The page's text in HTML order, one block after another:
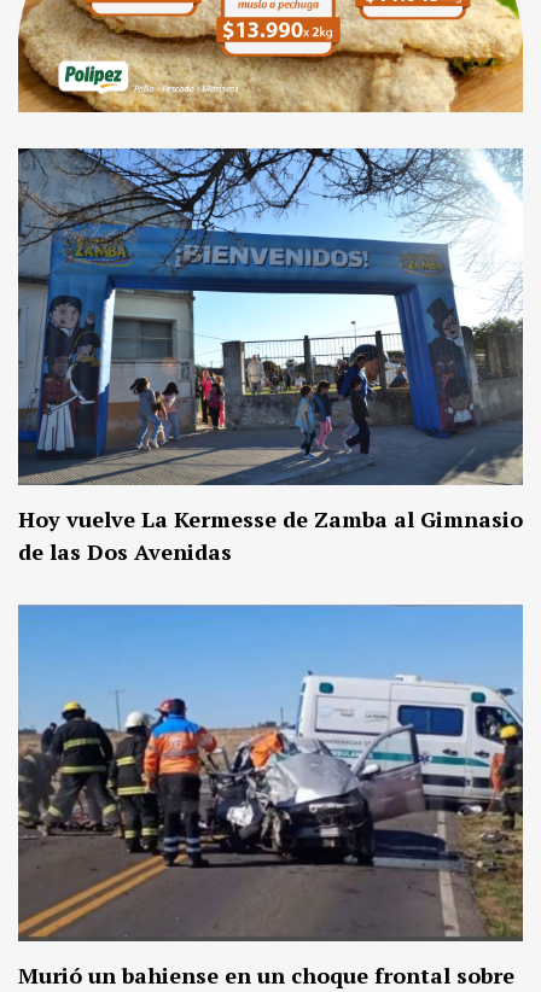
Hoy vuelve La Kermesse de Zamba al Gimnasio
de las Dos Avenidas
Murió un bahiense en un choque frontal sobre